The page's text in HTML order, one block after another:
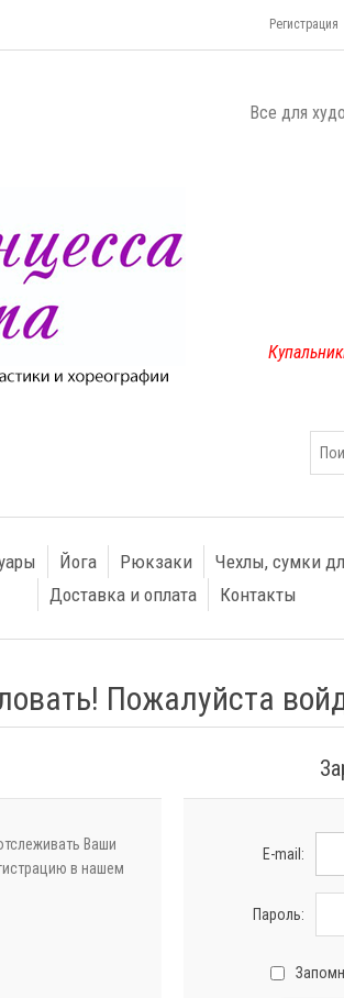
Регистрация
Все для
Йога Рюкзаки Чехлы, сумки
Доставка и оплата
Контакты
Пожалуйста
Ваши
в нашем
E-mail:
Пароль: